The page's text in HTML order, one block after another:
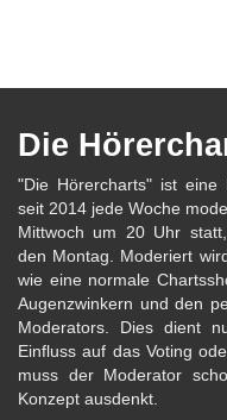
Die
"Die Hörercharts" ist eine
seit 2014 jede Woche
Mittwoch um 20 Uhr
den Montag. Moderiert
wie eine normale
Augenzwinkern und den
Moderators. Dies dient
Einfluss auf das Voting
muss der Moderator
Konzept ausdenkt.